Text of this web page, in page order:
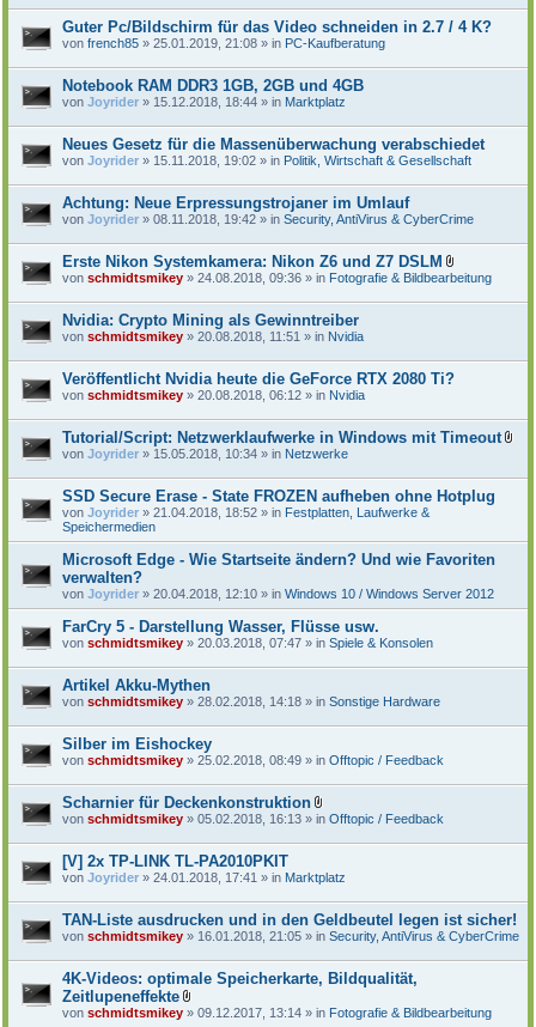
Guter Pc/Bildschirm für das Video schneiden in 2.7 / 4 K?
von french85 » 25.01.2019, 21:08 » in PC-Kaufberatung
Notebook RAM DDR3 1GB, 2GB und 4GB
von Joyrider » 15.12.2018, 18:44 » in Marktplatz
Neues Gesetz für die Massenüberwachung verabschiedet
von Joyrider » 15.11.2018, 19:02 » in Politik, Wirtschaft & Gesellschaft
Achtung: Neue Erpressungstrojaner im Umlauf
von Joyrider » 08.11.2018, 19:42 » in Security, AntiVirus & CyberCrime
Erste Nikon Systemkamera: Nikon Z6 und Z7 DSLM
D
t
n
g
von schmidtsmikey » 24.08.2018, 09:36 » in Fotografie & Bildbearbeitung
Nvidia: Crypto Mining als Gewinntreiber
von schmidtsmikey » 20.08.2018, 11:51 » in Nvidia
Veröffentlicht Nvidia heute die GeForce RTX 2080 Ti?
von schmidtsmikey » 20.08.2018, 06:12 » in Nvidia
Tutorial/Script: Netzwerklaufwerke in Windows mit Timeout
t
von Joyrider » 15.05.2018, 10:34 » in Netzwerke
SSD Secure Erase - State FROZEN aufheben ohne Hotplug
von Joyrider » 21.04.2018, 18:52 » in Festplatten, Laufwerke &
Speichermedien
Microsoft Edge - Wie Startseite ändern? Und wie Favoriten
verwalten?
von Joyrider » 20.04.2018, 12:10 » in Windows 10 / Windows Server 2012
FarCry 5 - Darstellung Wasser, Flüsse usw.
von schmidtsmikey » 20.03.2018, 07:47 » in Spiele & Konsolen
Artikel Akku-Mythen
von schmidtsmikey » 28.02.2018, 14:18 » in Sonstige Hardware
Silber im Eishockey
von schmidtsmikey » 25.02.2018, 08:49 » in Offtopic / Feedback
Scharnier für Deckenkonstruktion
D
t
i
a
n
h
a
n
g
von schmidtsmikey » 05.02.2018, 16:13 » in Offtopic / Feedback
[V] 2x TP-LINK TL-PA2010PKIT
von Joyrider » 24.01.2018, 17:41 » in Marktplatz
TAN-Liste ausdrucken und in den Geldbeutel legen ist sicher!
von schmidtsmikey » 16.01.2018, 21:05 » in Security, AntiVirus & CyberCrime
4K-Videos: optimale Speicherkarte, Bildqualität,
Zeitlupeneffekte
D
von schmidtsmikey » 09.12.2017, 13:14 » in Fotografie & Bildbearbeitung